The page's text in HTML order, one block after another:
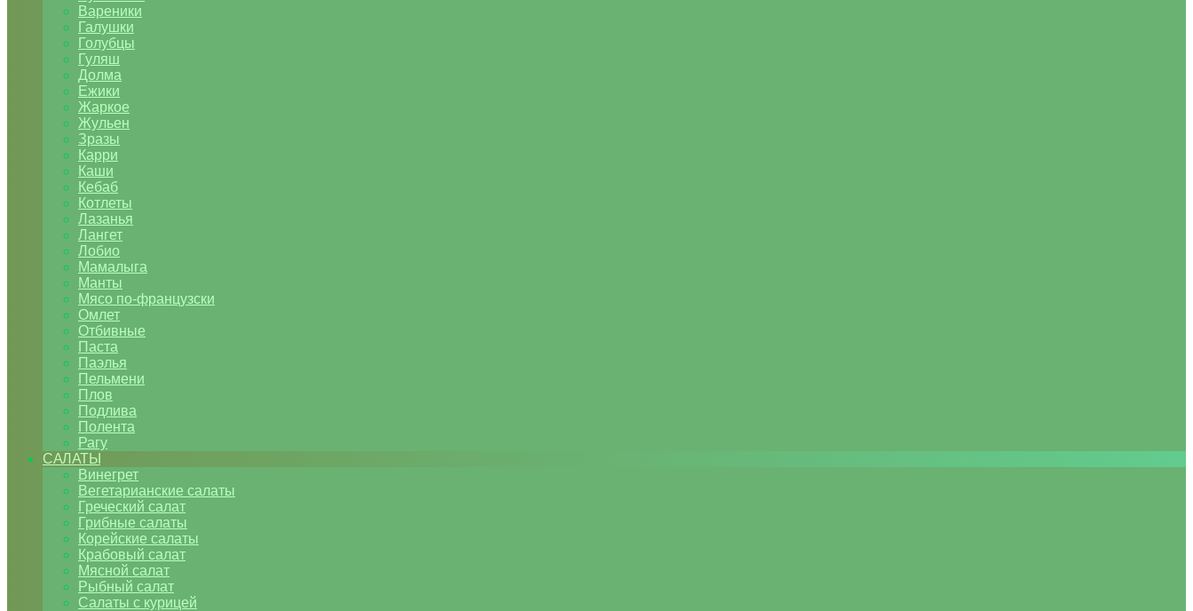
Вареники
Галушки
Голубцы
Гуляш
Долма
Ежики
Жаркое
Жульен
Зразы
Карри
Каши
Кебаб
Котлеты
Лазанья
Лангет
Лобио
Мамалыга
Манты
Мясо по-французски
Омлет
Отбивные
Паста
Паэлья
Пельмени
Плов
Подлива
Полента
Рагу
САЛАТЫ
Винегрет
Вегетарианские салаты
Греческий салат
Грибные салаты
Корейские салаты
Крабовый салат
Мясной салат
Рыбный салат
Салаты с курицей